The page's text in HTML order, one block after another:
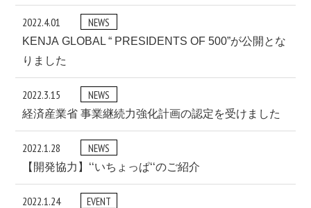
2022.4.01 NEWS
KENJA GLOBAL “ PRESIDENTS OF 500”が公開とな
りました
2022.3.15 NEWS
経済産業省 事業継続力強化計画の認定を受けました
2022.1.28 NEWS
【開発協力】‘‘いちょっぱ‘‘のご紹介
2022.1.24 EVENT